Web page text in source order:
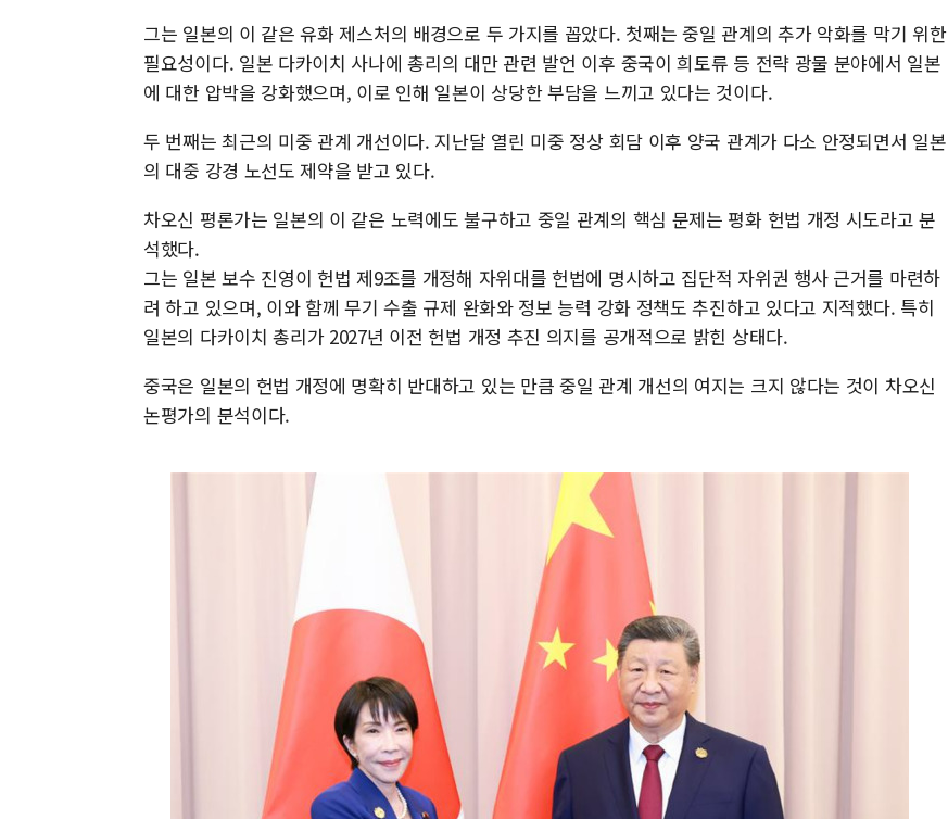
그는 일본의 이 같은 유화 제스처의 배경으로 두 가지를 꼽았다. 첫째는 중일 관계의 추가 악화를 막기 위한
필요성이다. 일본 다카이치 사나에 총리의 대만 관련 발언 이후 중국이 희토류 등 전략 광물 분야에서 일본
에 대한 압박을 강화했으며, 이로 인해 일본이 상당한 부담을 느끼고 있다는 것이다.
두 번째는 최근의 미중 관계 개선이다. 지난달 열린 미중 정상 회담 이후 양국 관계가 다소 안정되면서 일본
의 대중 강경 노선도 제약을 받고 있다.
차오신 평론가는 일본의 이 같은 노력에도 불구하고 중일 관계의 핵심 문제는 평화 헌법 개정 시도라고 분
석했다.
그는 일본 보수 진영이 헌법 제9조를 개정해 자위대를 헌법에 명시하고 집단적 자위권 행사 근거를 마련하
려 하고 있으며, 이와 함께 무기 수출 규제 완화와 정보 능력 강화 정책도 추진하고 있다고 지적했다. 특히
일본의 다카이치 총리가 2027년 이전 헌법 개정 추진 의지를 공개적으로 밝힌 상태다.
중국은 일본의 헌법 개정에 명확히 반대하고 있는 만큼 중일 관계 개선의 여지는 크지 않다는 것이 차오신
논평가의 분석이다.